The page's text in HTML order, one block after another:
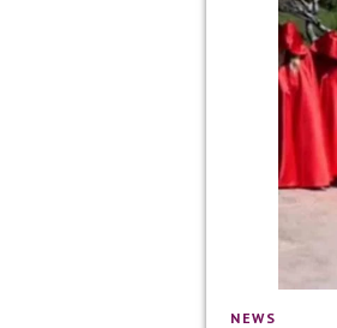
NEWS